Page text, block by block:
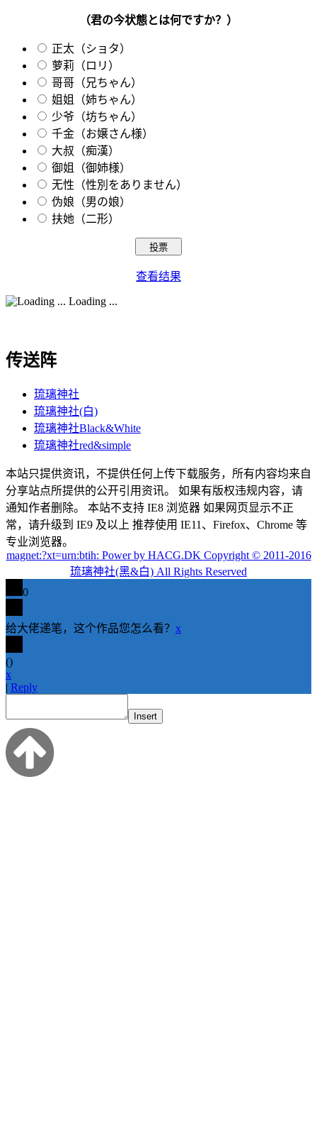
（君の今状態とは何ですか？）
正太（ショタ）
萝莉（ロリ）
哥哥（兄ちゃん）
姐姐（姉ちゃん）
少爷（坊ちゃん）
千金（お嬢さん様）
大叔（痴漢）
御姐（御姉様）
无性（性別をありません）
伪娘（男の娘）
扶她（二形）
查看结果
Loading ...
传送阵
琉璃神社
琉璃神社(白)
琉璃神社Black&White
琉璃神社red&simple
本站只提供资讯，不提供任何上传下载服务，所有内容均来自
分享站点所提供的公开引用资讯。 如果有版权违规内容，请
通知作者删除。 本站不支持 IE8 浏览器 如果网页显示不正
常，请升级到 IE9 及以上 推荐使用 IE11、Firefox、Chrome 等
专业浏览器。
magnet:?xt=urn:btih: Power by HACG.DK Copyright © 2011-2016
琉璃神社(黑&白) All Rights Reserved
0
给大佬递笔，这个作品您怎么看？ x
()
x
| Reply
Insert